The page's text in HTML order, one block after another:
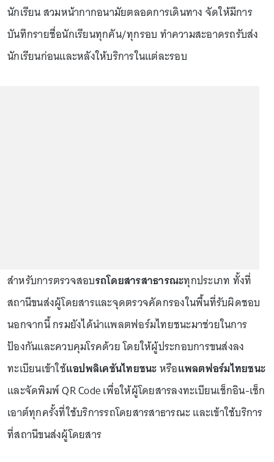
นักเรียน สวมหน้ากากอนามัยตลอดการเดินทาง จัดให้มีการ
บันทึกรายชื่อนักเรียนทุกคัน/ทุกรอบ ทำความสะอาดรถรับส่ง
นักเรียนก่อนและหลังให้บริการในแต่ละรอบ
สำหรับการตรวจสอบรถโดยสารสาธารณะทุกประเภท ทั้งที่
สถานีขนส่งผู้โดยสารและจุดตรวจคัดกรองในพื้นที่รับผิดชอบ
นอกจากนี้ กรมยังได้นำแพลตฟอร์มไทยชนะมาช่วยในการ
ป้องกันและควบคุมโรคด้วย โดยให้ผู้ประกอบการขนส่งลง
ทะเบียนเข้าใช้แอปพลิเคชันไทยชนะหรือแพลตฟอร์มไทยชนะ
และจัดพิมพ์ QR Code เพื่อให้ผู้โดยสารลงทะเบียนเช็กอิน-เช็ก
เอาต์ทุกครั้งที่ใช้บริการรถโดยสารสาธารณะ และเข้าใช้บริการ
ที่สถานีขนส่งผู้โดยสาร